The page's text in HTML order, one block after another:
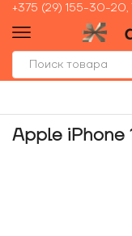
+375 (29) 155-30-20,
Apple iPhone